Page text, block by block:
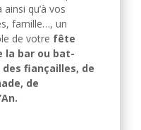
qu’à vos
famille…, un
de votre fête
la bar ou bat-
des fiançailles, de
de